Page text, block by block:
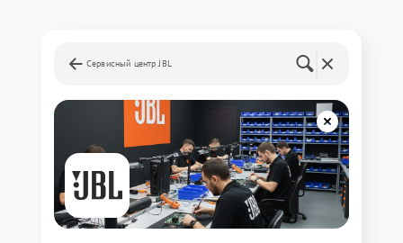
Сервисный центр JBL